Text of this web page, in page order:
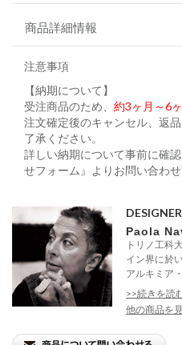
商品詳細情報
注意事項
【納期について】
受注商品のため、 約3ヶ月～6
注文確定後のキャンセル、返
了承ください。
詳しい納期について事前に確
せフォーム』よりお問い合わせ
DESIGNER
Paola
トリノ工科
イン界に於
アルキミア
産性...
>>続きを読
他の商品を